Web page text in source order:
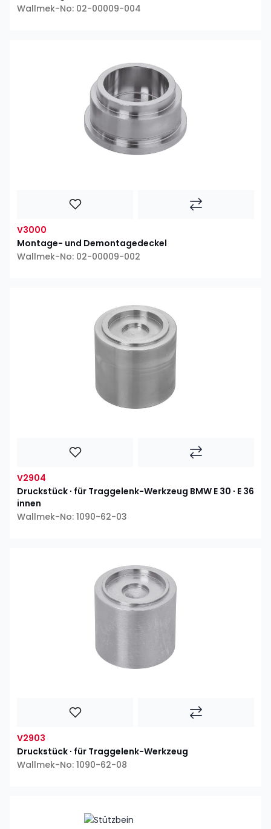
Wallmek-No: 02-00009-004
V3000
Montage- und Demontagedeckel
Wallmek-No: 02-00009-002
V2904
Druckstück ∙ für Traggelenk-Werkzeug BMW E 30 ∙ E 36
innen
Wallmek-No: 1090-62-03
V2903
Druckstück ∙ für Traggelenk-Werkzeug
Wallmek-No: 1090-62-08